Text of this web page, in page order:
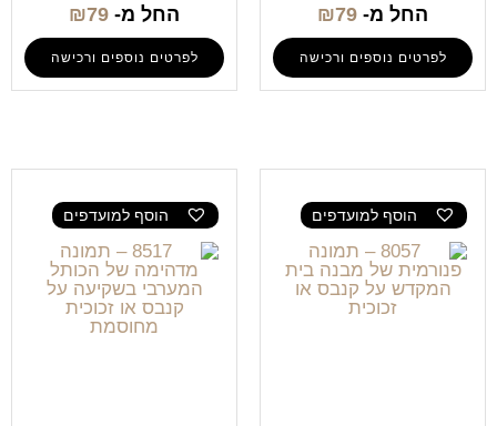
החל מ- ₪79
לפרטים נוספים ורכישה
החל מ- ₪79
לפרטים נוספים ורכישה
הוסף למועדפים הוסף למועדפים